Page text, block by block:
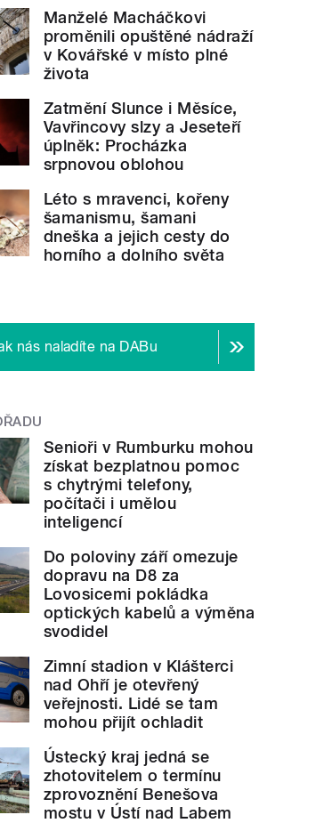
Manželé Macháčkovi
proměnili opuštěné nádraží
v Kovářské v místo plné
života
Zatmění Slunce i Měsíce,
Vavřincovy slzy a Jeseteří
úplněk: Procházka
srpnovou oblohou
Léto s mravenci, kořeny
šamanismu, šamani
dneška a jejich cesty do
horního a dolního světa
nás naladíte na DABu
Senioři v Rumburku mohou
získat bezplatnou pomoc
s chytrými telefony,
počítači i umělou
inteligencí
Do poloviny září omezuje
dopravu na D8 za
Lovosicemi pokládka
optických kabelů a výměna
svodidel
Zimní stadion v Klášterci
nad Ohří je otevřený
veřejnosti. Lidé se tam
mohou přijít ochladit
Ústecký kraj jedná se
zhotovitelem o termínu
zprovoznění Benešova
mostu v Ústí nad Labem